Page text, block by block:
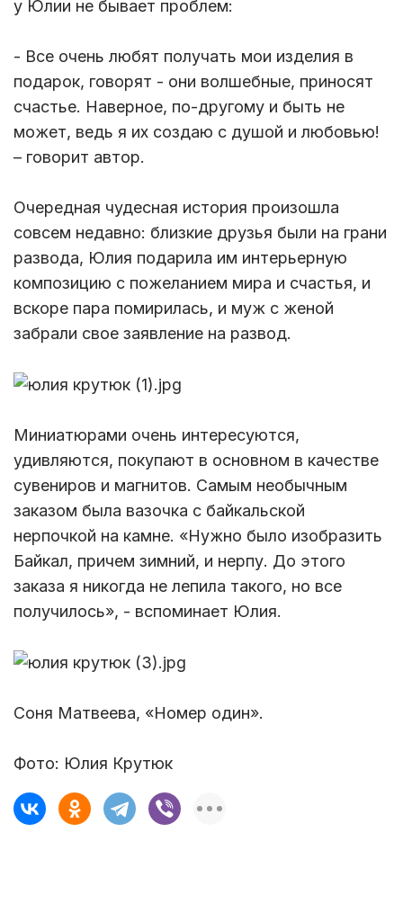
у Юлии не бывает проблем:
- Все очень любят получать мои изделия в
подарок, говорят - они волшебные, приносят
счастье. Наверное, по-другому и быть не
может, ведь я их создаю с душой и любовью!
– говорит автор.
Очередная чудесная история произошла
совсем недавно: близкие друзья были на грани
развода, Юлия подарила им интерьерную
композицию с пожеланием мира и счастья, и
вскоре пара помирилась, и муж с женой
забрали свое заявление на развод.
Миниатюрами очень интересуются,
удивляются, покупают в основном в качестве
сувениров и магнитов. Самым необычным
заказом была вазочка с байкальской
нерпочкой на камне. «Нужно было изобразить
Байкал, причем зимний, и нерпу. До этого
заказа я никогда не лепила такого, но все
получилось», - вспоминает Юлия.
Соня Матвеева, «Номер один».
Фото: Юлия Крутюк